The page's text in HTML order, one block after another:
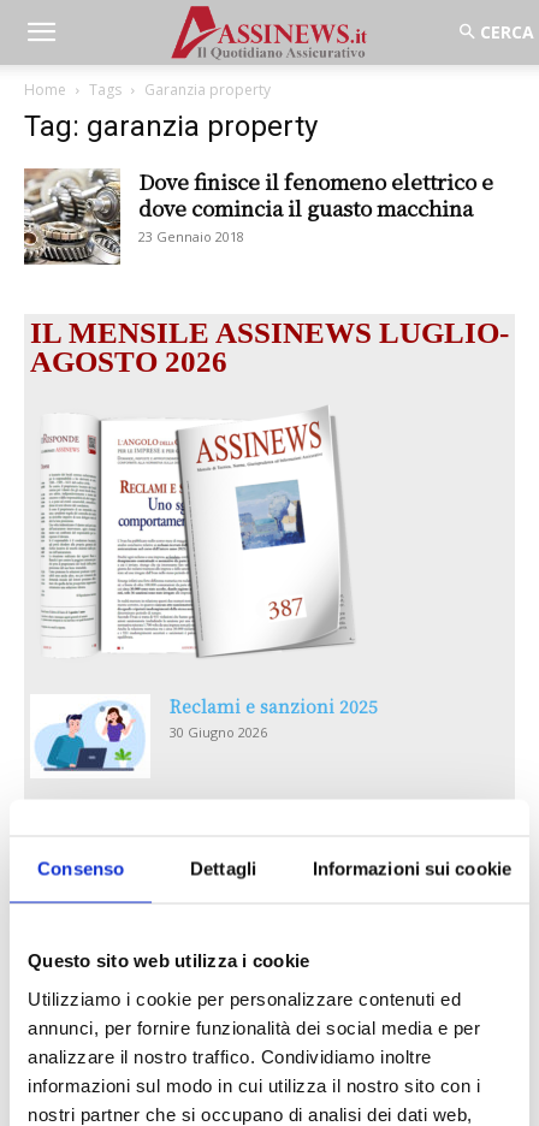
Consenso Dettagli Informazioni sui cookie
Questo sito web utilizza i cookie
Utilizziamo i cookie per personalizzare contenuti ed
annunci, per fornire funzionalità dei social media e per
analizzare il nostro traffico. Condividiamo inoltre
informazioni sul modo in cui utilizza il nostro sito con i
nostri partner che si occupano di analisi dei dati web,
Home Tags Garanzia property
Tag: garanzia property
Dove finisce il fenomeno elettrico e
dove comincia il guasto macchina
23 Gennaio 2018
IL MENSILE ASSINEWS LUGLIO-
AGOSTO 2026
Reclami e sanzioni 2025
30 Giugno 2026
30 Giugno 2026
30 Giugno 2026
PREMI 2025. I TOP TEN
30 Giugno 2026